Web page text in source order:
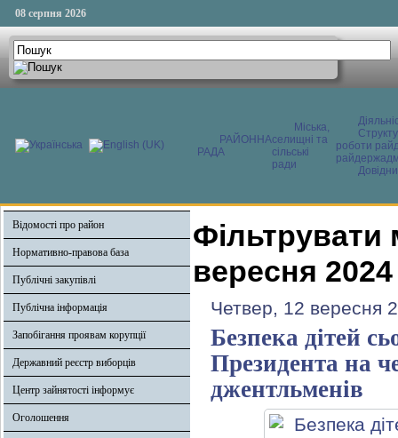
08 серпня 2026
РАЙОННА
РАДА
Міська,
селищні та
сільські
ради
роботи
Відомості про район
Нормативно-правова база
Публічні закупівлі
Публічна інформація
Запобігання проявам корупції
Державний реєстр виборців
Центр зайнятості інформує
Оголошення
Фільтрувати
вересня 2024
Четвер, 12 вересня
Безпека дітей
Президента на
джентльменів